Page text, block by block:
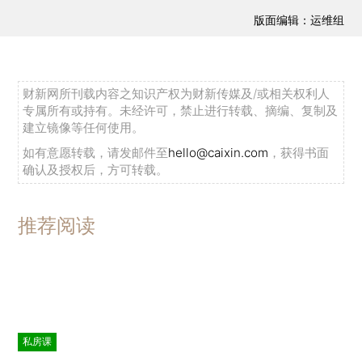
版面编辑：运维组
财新网所刊载内容之知识产权为财新传媒及/或相关权利人
专属所有或持有。未经许可，禁止进行转载、摘编、复制及
建立镜像等任何使用。
如有意愿转载，请发邮件至hello@caixin.com ，获得书面
确认及授权后，方可转载。
推荐阅读
私房课